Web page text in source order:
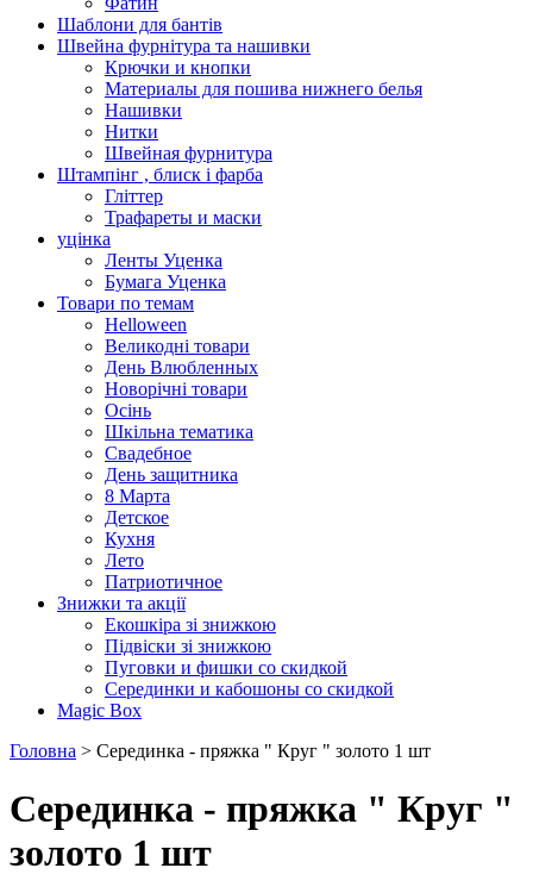
Шаблони для бантів
Швейна фурнітура та нашивки
Крючки и кнопки
Материалы для пошива нижнего белья
Нашивки
Нитки
Швейная фурнитура
Штампінг , блиск і фарба
Гліттер
Трафареты и маски
уцінка
Ленты Уценка
Бумага Уценка
Товари по темам
Helloween
Великодні товари
День Влюбленных
Новорічні товари
Осінь
Шкільна тематика
Свадебное
День защитника
8 Марта
Детское
Кухня
Лето
Патриотичное
Знижки та акції
Екошкіра зі знижкою
Підвіски зі знижкою
Пуговки и фишки со скидкой
Серединки и кабошоны со скидкой
Magic Box
Головна > Серединка - пряжка " Круг " золото 1 шт
Серединка - пряжка " Круг "
золото 1 шт